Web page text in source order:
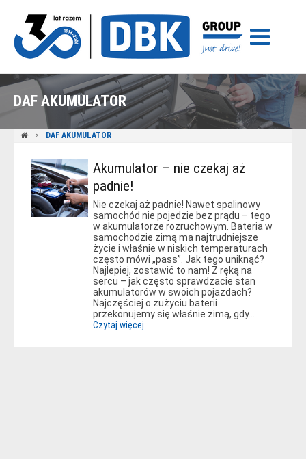
DAF AKUMULATOR
DAF AKUMULATOR
Akumulator – nie czekaj aż
padnie!
Nie czekaj aż padnie! Nawet spalinowy
samochód nie pojedzie bez prądu – tego
w akumulatorze rozruchowym. Bateria w
samochodzie zimą ma najtrudniejsze
życie i właśnie w niskich temperaturach
często mówi „pass”. Jak tego uniknąć?
Najlepiej, zostawić to nam! Z ręką na
sercu – jak często sprawdzacie stan
akumulatorów w swoich pojazdach?
Najczęściej o zużyciu baterii
przekonujemy się właśnie zimą, gdy…
Czytaj więcej